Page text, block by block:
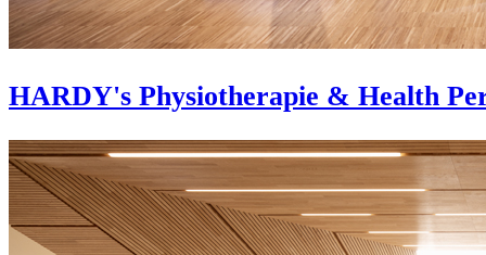
HARDY's Physiotherapie & Health